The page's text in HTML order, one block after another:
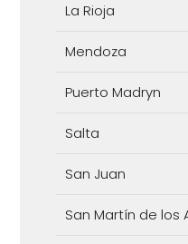
La Rioja
Mendoza
Puerto Madryn
Salta
San Juan
San Martín de los